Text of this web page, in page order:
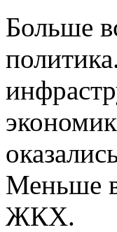
Больше
Меньше
ЖКХ.